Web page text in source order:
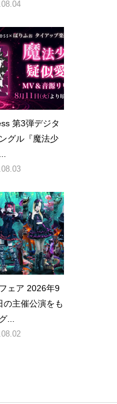
第3弾デジタ
グル『魔法少
ェア 2026年9
の主催公演をも
...